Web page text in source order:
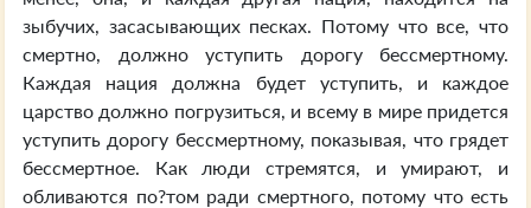
зыбучих, засасывающих песках. Потому что все, что
смертно, должно уступить дорогу бессмертному.
Каждая нация должна будет уступить, и каждое
царство должно погрузиться, и всему в мире придется
уступить дорогу бессмертному, показывая, что грядет
бессмертное. Как люди стремятся, и умирают, и
обливаются по?том ради смертного, потому что есть